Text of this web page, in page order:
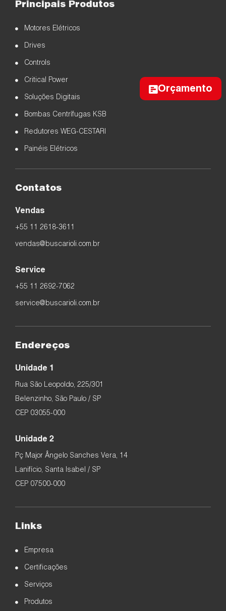
Principais Produtos
Motores Elétricos
Drives
Controls
Critical Power
Soluções Digitais
Bombas Centrífugas KSB
Redutores WEG-CESTARI
Painéis Elétricos
Contatos
Vendas
+55 11 2618-3611
vendas@buscarioli.com.br
Service
+55 11 2692-7062
service@buscarioli.com.br
Endereços
Unidade 1
Rua São Leopoldo, 225/301
Belenzinho, São Paulo / SP
CEP 03055-000
Unidade 2
Pç Major Ângelo Sanches Vera, 14
Lanifício, Santa Isabel / SP
CEP 07500-000
Links
Empresa
Certificações
Serviços
Produtos
Orçamento